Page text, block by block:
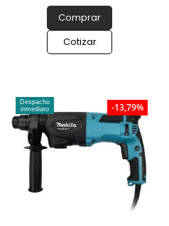
Comprar
Cotizar
Despacho
inmediato
-13,79%